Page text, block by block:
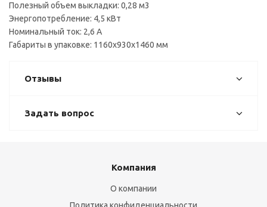
Полезный объем выкладки: 0,28 м3
Энергопотребление: 4,5 кВт
Номинальный ток: 2,6 А
Габариты в упаковке: 1160х930х1460 мм
Отзывы
Задать вопрос
Компания
О компании